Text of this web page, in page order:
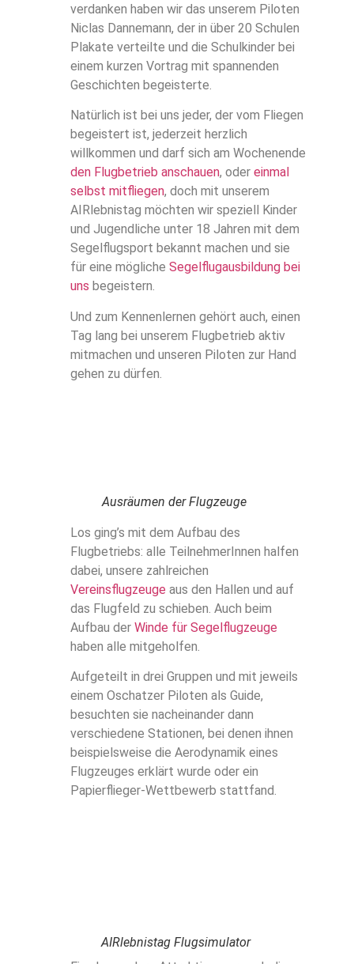
verdanken haben wir das unserem Piloten
Niclas Dannemann, der in über 20 Schulen
Plakate verteilte und die Schulkinder bei
einem kurzen Vortrag mit spannenden
Geschichten begeisterte.
Natürlich ist bei uns jeder, der vom Fliegen
begeistert ist, jederzeit herzlich
willkommen und darf sich am Wochenende
den Flugbetrieb anschauen, odereinmal
selbst mitfliegen, doch mit unserem
AIRlebnistag möchten wir speziell Kinder
und Jugendliche unter 18 Jahren mit dem
Segelflugsport bekannt machen und sie
für eine möglicheSegelflugausbildung bei
uns begeistern.
Und zum Kennenlernen gehört auch, einen
Tag lang bei unserem Flugbetrieb aktiv
mitmachen und unseren Piloten zur Hand
gehen zu dürfen.
Ausräumen der Flugzeuge
Los ging’s mit dem Aufbau des
Flugbetriebs: alle TeilnehmerInnen halfen
dabei, unsere zahlreichen
Vereinsflugzeuge aus den Hallen und auf
das Flugfeld zu schieben. Auch beim
Aufbau derWinde für Segelflugzeuge
haben alle mitgeholfen.
Aufgeteilt in drei Gruppen und mit jeweils
einem Oschatzer Piloten als Guide,
besuchten sie nacheinander dann
verschiedene Stationen, bei denen ihnen
beispielsweise die Aerodynamik eines
Flugzeuges erklärt wurde oder ein
Papierflieger-Wettbewerb stattfand.
AIRlebnistag Flugsimulator